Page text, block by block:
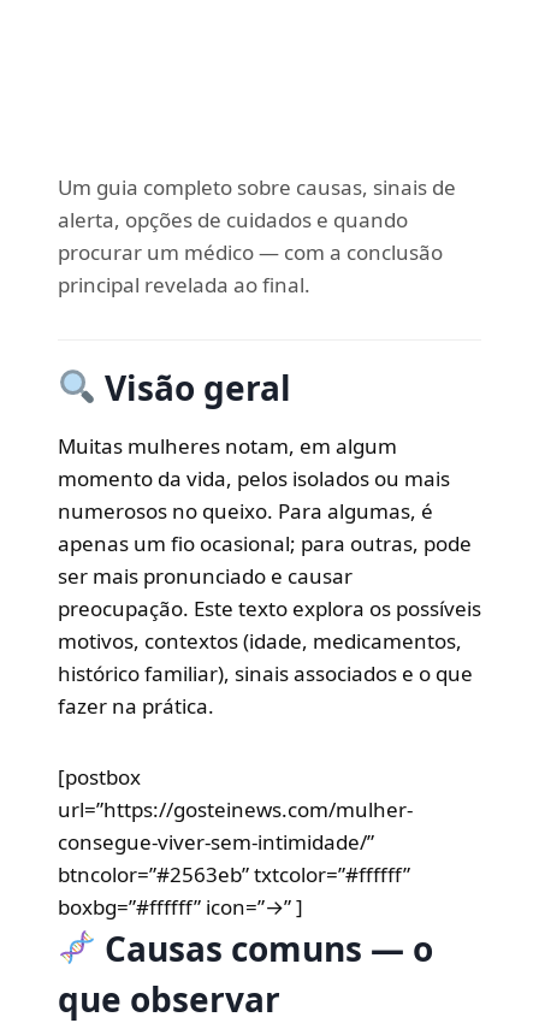
Um guia completo sobre causas, sinais de
alerta, opções de cuidados e quando
procurar um médico — com a conclusão
principal revelada ao final.
Visão geral
Muitas mulheres notam, em algum
momento da vida, pelos isolados ou mais
numerosos no queixo. Para algumas, é
apenas um fio ocasional; para outras, pode
ser mais pronunciado e causar
preocupação. Este texto explora os possíveis
motivos, contextos (idade, medicamentos,
histórico familiar), sinais associados e o que
fazer na prática.
[postbox
url=”https://gosteinews.com/mulher-
consegue-viver-sem-intimidade/”
btncolor=”#2563eb” txtcolor=”#ffffff”
boxbg=”#ffffff” icon=”→” ]
Causas comuns — o
que observar